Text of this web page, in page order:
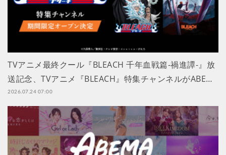
TVアニメ最終クール『BLEACH 千年血戦篇-禍進譚-』放
送記念、TVアニメ『BLEACH』特集チャンネルがABE…
2026.07.24 07:00